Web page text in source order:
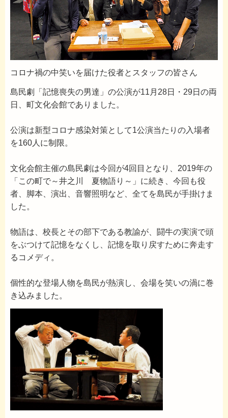
コロナ禍の中笑いを届けた役者とスタッフの皆さん
島民劇「記憶喪失の男達」の公演が11月28日・29日の両
日、町文化会館でありました。
公演は新型コロナ感染対策として1公演当たりの入場者
を160人に制限。
文化会館主催の島民劇は今回が4回目となり、2019年の
「この町で～井之川 夏物語り～」に続き、今回も役
者、脚本、演出、音響照明など、全てを島民が手掛けま
した。
物語は、校長とその部下である教諭が、闘牛の実演で頭
をぶつけて記憶をなくし、記憶を取り戻すために奔走す
るコメディ。
個性的な登場人物を島民が熱演し、会場を笑いの渦に巻
き込みました。